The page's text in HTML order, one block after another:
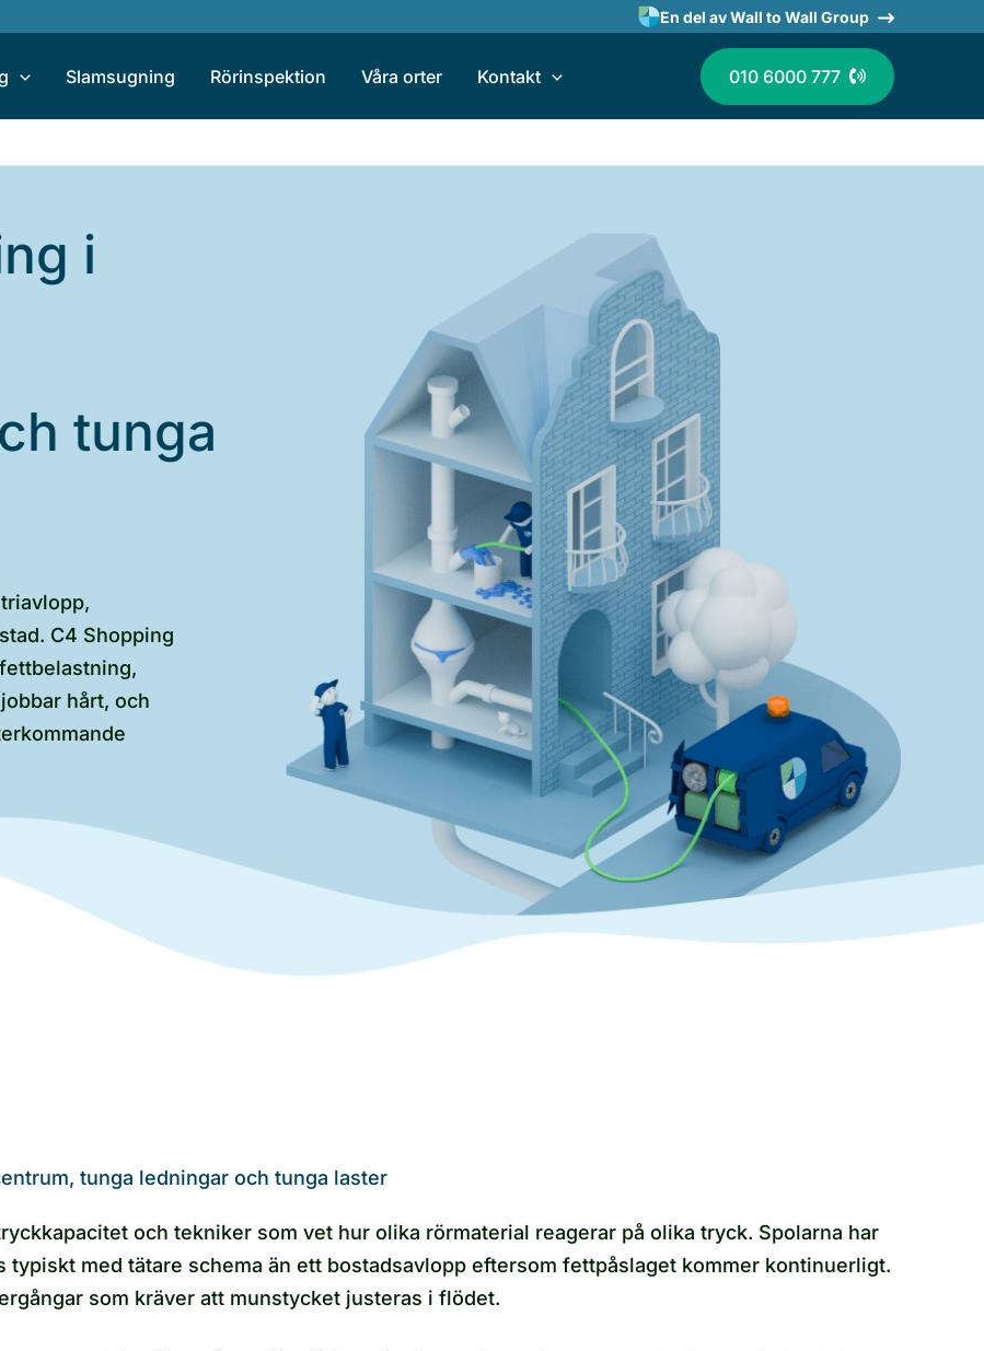
En del av Wall to Wall Group
Slamsugning Rörinspektion Våra orter Kontakt 010 6000 777
i
tunga
C4 Shopping
hårt, och
tunga ledningar och tunga laster
och tekniker som vet hur olika rörmaterial reagerar på olika tryck. Spolarna har
typiskt med tätare schema än ett bostadsavlopp eftersom fettpåslaget kommer kontinuerligt.
som kräver att munstycket justeras i flödet.